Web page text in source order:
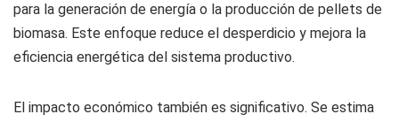
para la generación de energía o la producción de pellets de
biomasa. Este enfoque reduce el desperdicio y mejora la
eficiencia energética del sistema productivo.
El impacto económico también es significativo. Se estima